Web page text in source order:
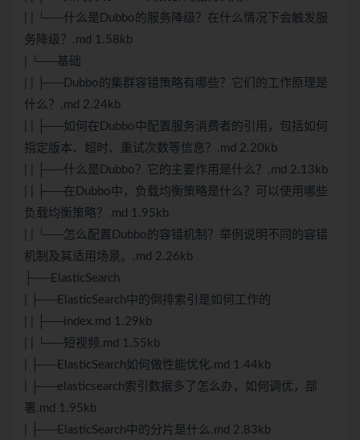
| | └──什么是Dubbo的服务降级？在什么情况下会触发服
务降级？.md 1.58kb
| └──基础
| | ├──Dubbo的集群容错策略有哪些？它们的工作原理是
什么？.md 2.24kb
| | ├──如何在Dubbo中配置服务消费者的引用，包括如何
指定版本、超时、重试次数等信息？.md 2.20kb
| | ├──什么是Dubbo？它的主要作用是什么？.md 2.13kb
| | ├──在Dubbo中，负载均衡策略是什么？可以使用哪些
负载均衡策略？.md 1.95kb
| | └──怎么配置Dubbo的容错机制？举例说明不同的容错
机制及其适用场景。.md 2.26kb
├──ElasticSearch
| ├──ElasticSearch中的倒排索引是如何工作的
| | ├──index.md 1.29kb
| | └──短视频.md 1.55kb
| ├──ElasticSearch如何做性能优化.md 1.44kb
| ├──elasticsearch索引数据多了怎么办，如何调优，部
署.md 1.95kb
| ├──ElasticSearch中的分片是什么.md 2.83kb